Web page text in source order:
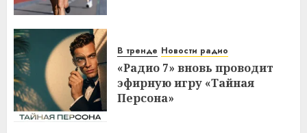
В тренде Новости радио
«Радио 7» вновь проводит
эфирную игру «Тайная
Персона»